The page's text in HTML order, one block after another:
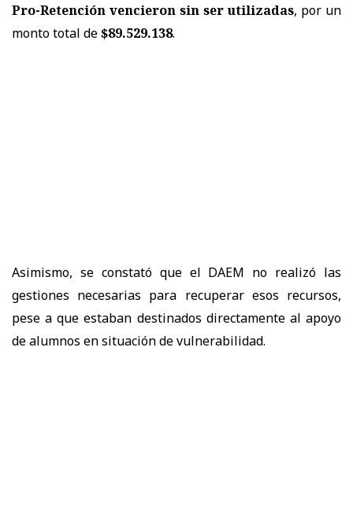
Pro-Retención vencieron sin ser utilizadas, por un
monto total de$89.529.138.
Asimismo, se constató que el DAEM no realizó las
gestiones necesarias para recuperar esos recursos,
pese a que estaban destinados directamente al apoyo
de alumnos en situación de vulnerabilidad.